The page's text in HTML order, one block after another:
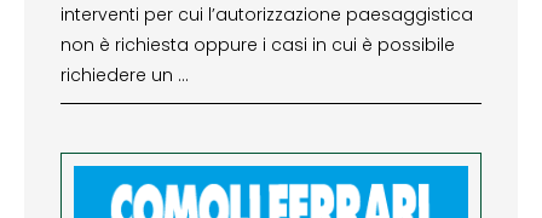
interventi per cui l’autorizzazione paesaggistica
non è richiesta oppure i casi in cui è possibile
richiedere un …